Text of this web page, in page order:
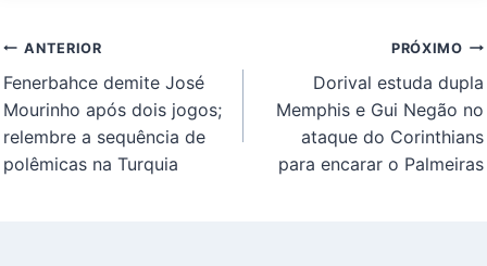
Navegação
de
Post
ANTERIOR
Fenerbahce demite José
Mourinho após dois jogos;
relembre a sequência de
polêmicas na Turquia
PRÓXIMO
Dorival estuda dupla
Memphis e Gui Negão no
ataque do Corinthians
para encarar o Palmeiras